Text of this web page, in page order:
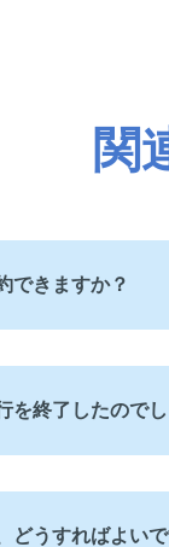
関
できますか？
を終了したので
どうすればよい